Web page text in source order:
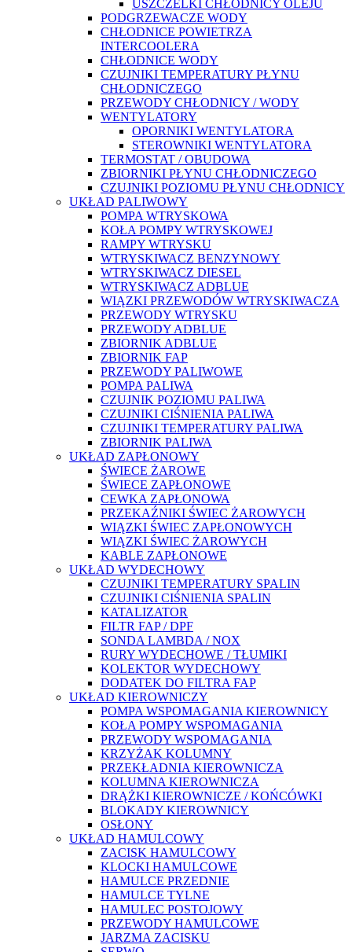
USZCZELKI CHŁODNICY OLEJU
PODGRZEWACZE WODY
CHŁODNICE POWIETRZA
INTERCOOLERA
CHŁODNICE WODY
CZUJNIKI TEMPERATURY PŁYNU
CHŁODNICZEGO
PRZEWODY CHŁODNICY / WODY
WENTYLATORY
OPORNIKI WENTYLATORA
STEROWNIKI WENTYLATORA
TERMOSTAT / OBUDOWA
ZBIORNIKI PŁYNU CHŁODNICZEGO
CZUJNIKI POZIOMU PŁYNU CHŁODNICY
UKŁAD PALIWOWY
POMPA WTRYSKOWA
KOŁA POMPY WTRYSKOWEJ
RAMPY WTRYSKU
WTRYSKIWACZ BENZYNOWY
WTRYSKIWACZ DIESEL
WTRYSKIWACZ ADBLUE
WIĄZKI PRZEWODÓW WTRYSKIWACZA
PRZEWODY WTRYSKU
PRZEWODY ADBLUE
ZBIORNIK ADBLUE
ZBIORNIK FAP
PRZEWODY PALIWOWE
POMPA PALIWA
CZUJNIK POZIOMU PALIWA
CZUJNIKI CIŚNIENIA PALIWA
CZUJNIKI TEMPERATURY PALIWA
ZBIORNIK PALIWA
UKŁAD ZAPŁONOWY
ŚWIECE ŻAROWE
ŚWIECE ZAPŁONOWE
CEWKA ZAPŁONOWA
PRZEKAŹNIKI ŚWIEC ŻAROWYCH
WIĄZKI ŚWIEC ZAPŁONOWYCH
WIĄZKI ŚWIEC ŻAROWYCH
KABLE ZAPŁONOWE
UKŁAD WYDECHOWY
CZUJNIKI TEMPERATURY SPALIN
CZUJNIKI CIŚNIENIA SPALIN
KATALIZATOR
FILTR FAP / DPF
SONDA LAMBDA / NOX
RURY WYDECHOWE / TŁUMIKI
KOLEKTOR WYDECHOWY
DODATEK DO FILTRA FAP
UKŁAD KIEROWNICZY
POMPA WSPOMAGANIA KIEROWNICY
KOŁA POMPY WSPOMAGANIA
PRZEWODY WSPOMAGANIA
KRZYŻAK KOLUMNY
PRZEKŁADNIA KIEROWNICZA
KOLUMNA KIEROWNICZA
DRĄŻKI KIEROWNICZE / KOŃCÓWKI
BLOKADY KIEROWNICY
OSŁONY
UKŁAD HAMULCOWY
ZACISK HAMULCOWY
KLOCKI HAMULCOWE
HAMULCE PRZEDNIE
HAMULCE TYLNE
HAMULEC POSTOJOWY
PRZEWODY HAMULCOWE
JARZMA ZACISKU